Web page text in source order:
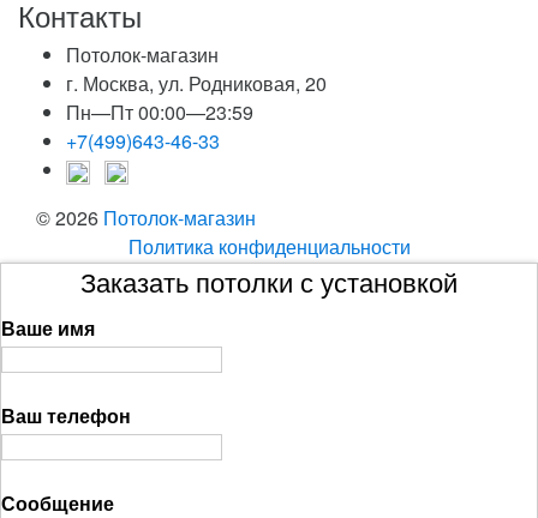
Контакты
Потолок-магазин
г. Москва, ул. Родниковая, 20
Пн—Пт 00:00—23:59
+7(499)643-46-33
© 2026 Потолок-магазин
Политика конфиденциальности
Заказать потолки с установкой
Ваше имя
Ваш телефон
Сообщение